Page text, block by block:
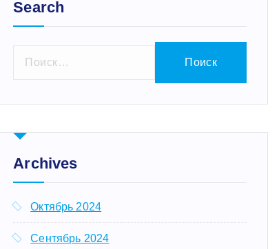
Search
т
:
Archives
Октябрь 2024
Сентябрь 2024